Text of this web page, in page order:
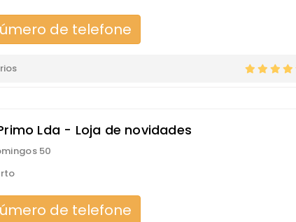
de telefone
Lda - Loja de novidades
50
de telefone